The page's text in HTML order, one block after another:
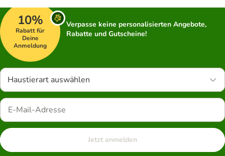
10%
Rabatt für
Deine
Anmeldung
Verpasse keine personalisierten Angebote,
Rabatte und Gutscheine!
Haustierart auswählen
Jetzt anmelden